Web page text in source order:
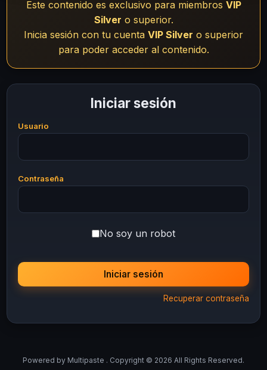
Este contenido es exclusivo para miembros VIP
Silver o superior.
Inicia sesión con tu cuenta VIP Silver o superior
para poder acceder al contenido.
Iniciar sesión
Usuario
Contraseña
No soy un robot
Iniciar sesión
Recuperar contraseña
Powered by Multipaste . Copyright © 2026 All Rights Reserved.